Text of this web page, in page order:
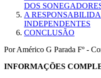
DOS
A
INDEPENDENTES
CONCLUSÃO
Por Américo G Parada Fº -
INFORMAÇÕES